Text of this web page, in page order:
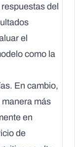
del
el
como la
En cambio,
más
en
de